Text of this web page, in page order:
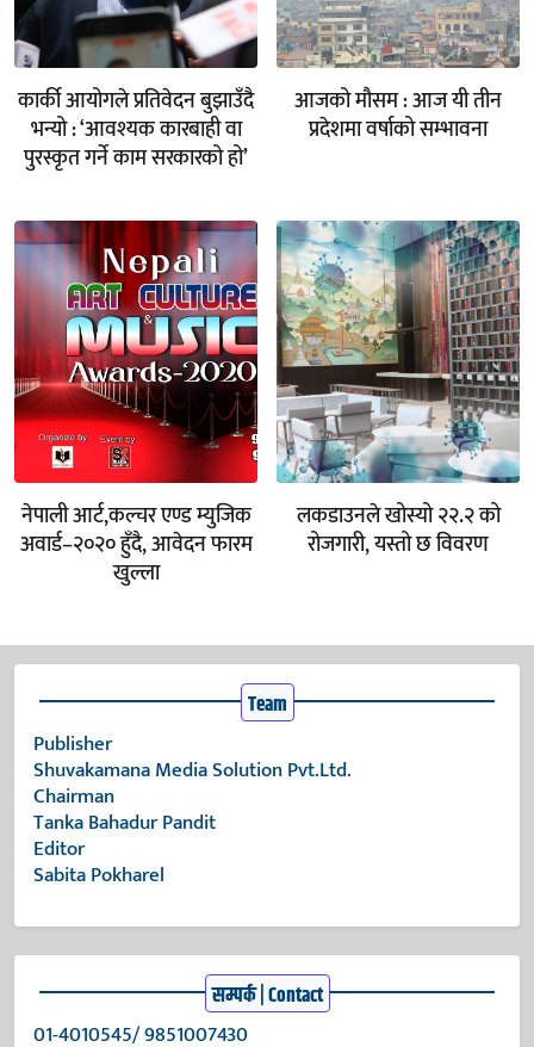
कार्की आयोगले प्रतिवेदन बुझाउँदै
भन्यो : ‘आवश्यक कारबाही वा
पुरस्कृत गर्ने काम सरकारको हो’
आजको मौसम : आज यी तीन
प्रदेशमा वर्षाको सम्भावना
नेपाली आर्ट,कल्चर एण्ड म्युजिक
अवार्ड–२०२० हुँदै, आवेदन फारम
खुल्ला
लकडाउनले खोस्यो २२.२ को
रोजगारी, यस्तो छ विवरण
Team
Publisher
Shuvakamana Media Solution Pvt.Ltd.
Chairman
Tanka Bahadur Pandit
Editor
Sabita Pokharel
सम्पर्क | Contact
01-4010545/ 9851007430